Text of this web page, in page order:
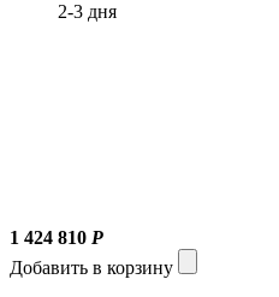
2-3 дня
1 424 810 Р
Добавить в корзину